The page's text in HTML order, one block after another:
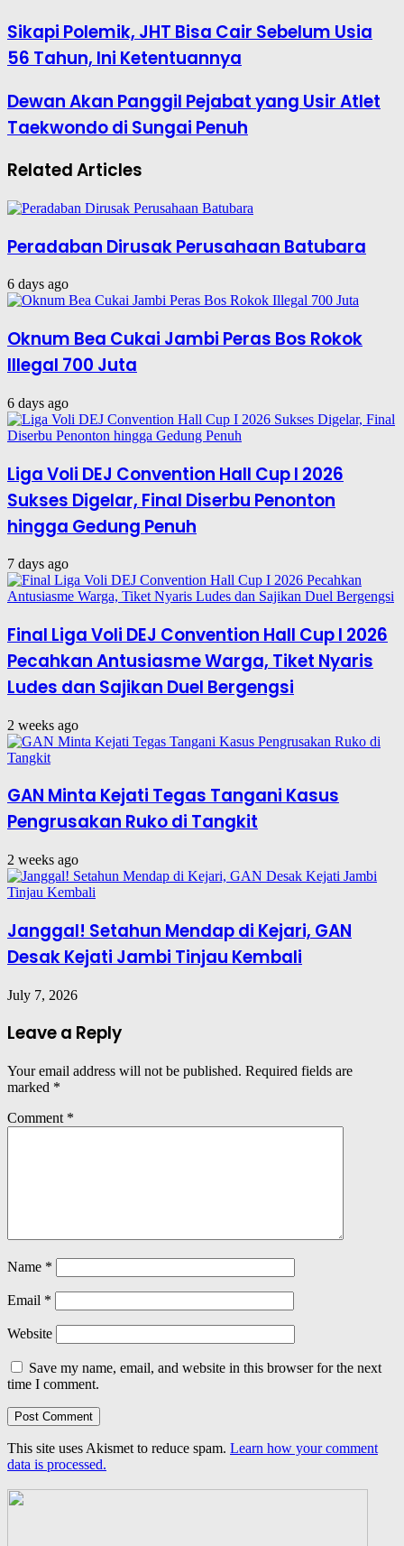
Sikapi Polemik, JHT Bisa Cair Sebelum Usia
56 Tahun, Ini Ketentuannya
Dewan Akan Panggil Pejabat yang Usir Atlet
Taekwondo di Sungai Penuh
Related Articles
Peradaban Dirusak Perusahaan Batubara
6 days ago
Oknum Bea Cukai Jambi Peras Bos Rokok
Illegal 700 Juta
6 days ago
Liga Voli DEJ Convention Hall Cup I 2026
Sukses Digelar, Final Diserbu Penonton
hingga Gedung Penuh
7 days ago
Final Liga Voli DEJ Convention Hall Cup I 2026
Pecahkan Antusiasme Warga, Tiket Nyaris
Ludes dan Sajikan Duel Bergengsi
2 weeks ago
GAN Minta Kejati Tegas Tangani Kasus
Pengrusakan Ruko di Tangkit
2 weeks ago
Janggal! Setahun Mendap di Kejari, GAN
Desak Kejati Jambi Tinjau Kembali
July 7, 2026
Leave a Reply
Your email address will not be published. Required fields are
marked *
Comment *
Name *
Email *
Website
Save my name, email, and website in this browser for the next
time I comment.
This site uses Akismet to reduce spam. Learn how your comment
data is processed.